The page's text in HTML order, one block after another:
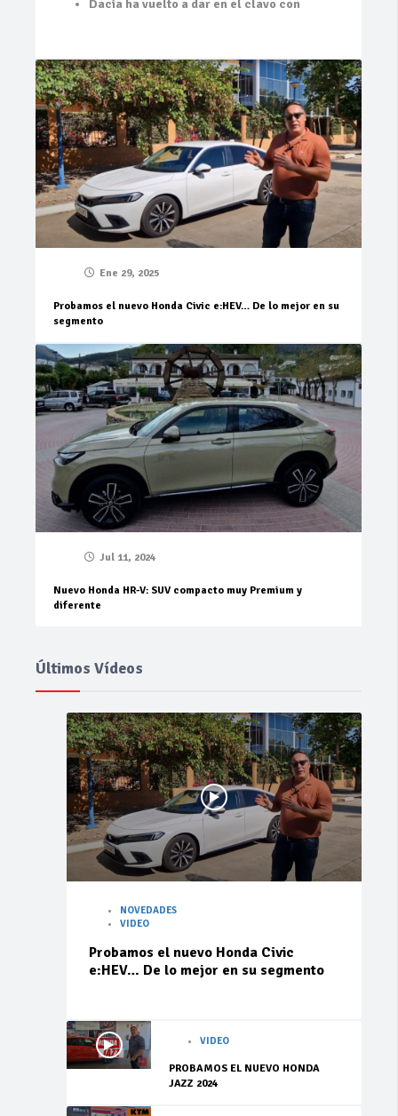
Dacia ha vuelto a dar en el clavo con
Ene 29, 2025
Probamos el nuevo Honda Civic e:HEV… De lo mejor en su
segmento
Jul 11, 2024
Nuevo Honda HR-V: SUV compacto muy Premium y
diferente
Últimos Vídeos
NOVEDADES
VIDEO
Probamos el nuevo Honda Civic
e:HEV… De lo mejor en su segmento
VIDEO
PROBAMOS EL NUEVO HONDA
JAZZ 2024